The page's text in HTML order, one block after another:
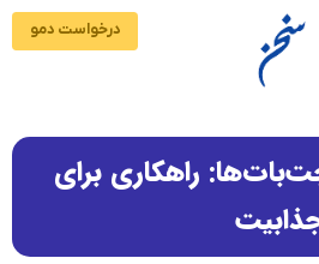
درخواست دمو
راهکاری برای